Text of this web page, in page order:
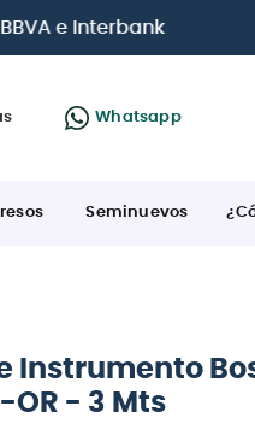
e Interbank
Whatsapp
Seminuevos
Instrumento
OR - 3 Mts